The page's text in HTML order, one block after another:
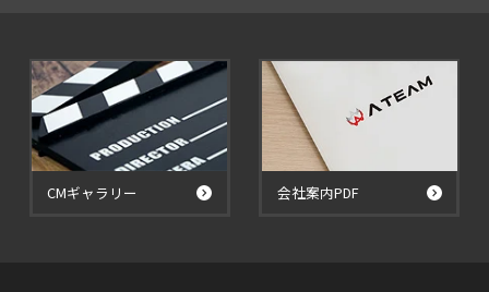
CMギャラリー 会社案内PDF